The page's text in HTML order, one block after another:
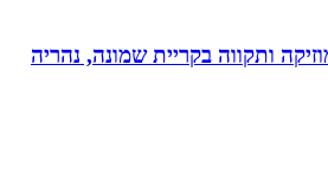
ותקווה בקריית שמונה, נהריה